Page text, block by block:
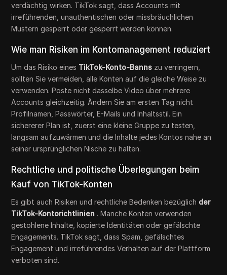
verdächtig wirken. TikTok sagt, dass Accounts mit
irreführenden, unauthentischen oder missbräuchlichen
Mustern gesperrt oder gesperrt werden können.
Wie man Risiken im Kontomanagement reduziert
Um das Risiko eines TikTok-Konto-Banns zu verringern,
sollten Sie vermeiden, alle Konten auf die gleiche Weise zu
verwenden. Poste nicht dasselbe Video über mehrere
Accounts gleichzeitig. Ändern Sie am ersten Tag nicht
Profilnamen, Passwörter, E-Mails und Inhaltsstil. Ein
sichererer Plan ist, zuerst eine kleine Gruppe zu testen,
langsam aufzuwärmen und die Inhalte jedes Kontos nahe an
seiner ursprünglichen Nische zu halten.
Rechtliche und politische Überlegungen beim
Kauf von TikTok-Konten
Es gibt auch Risiken und rechtliche Bedenken bezüglich der
TikTok-Kontorichtlinien . Manche Konten verwenden
gestohlene Inhalte, kopierte Identitäten oder gefälschte
Engagements. TikTok sagt, dass Spam, gefälschtes
Engagement und irreführendes Verhalten auf der Plattform
verboten sind.